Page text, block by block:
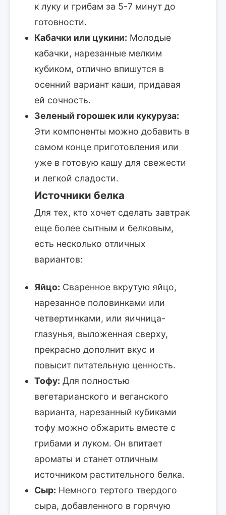
к луку и грибам за 5-7 минут до
готовности.
Кабачки или цукини: Молодые
кабачки, нарезанные мелким
кубиком, отлично впишутся в
осенний вариант каши, придавая
ей сочность.
Зеленый горошек или кукуруза:
Эти компоненты можно добавить в
самом конце приготовления или
уже в готовую кашу для свежести
и легкой сладости.
Источники белка
Для тех, кто хочет сделать завтрак
еще более сытным и белковым,
есть несколько отличных
вариантов:
Яйцо: Сваренное вкрутую яйцо,
нарезанное половинками или
четвертинками, или яичница-
глазунья, выложенная сверху,
прекрасно дополнит вкус и
повысит питательную ценность.
Тофу: Для полностью
вегетарианского и веганского
варианта, нарезанный кубиками
тофу можно обжарить вместе с
грибами и луком. Он впитает
ароматы и станет отличным
источником растительного белка.
Сыр: Немного тертого твердого
сыра, добавленного в горячую